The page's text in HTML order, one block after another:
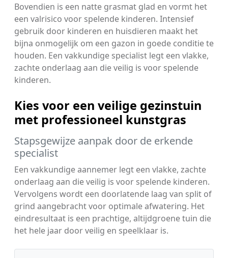
Bovendien is een natte grasmat glad en vormt het
een valrisico voor spelende kinderen. Intensief
gebruik door kinderen en huisdieren maakt het
bijna onmogelijk om een gazon in goede conditie te
houden. Een vakkundige specialist legt een vlakke,
zachte onderlaag aan die veilig is voor spelende
kinderen.
Kies voor een veilige gezinstuin
met professioneel kunstgras
Stapsgewijze aanpak door de erkende
specialist
Een vakkundige aannemer legt een vlakke, zachte
onderlaag aan die veilig is voor spelende kinderen.
Vervolgens wordt een doorlatende laag van split of
grind aangebracht voor optimale afwatering. Het
eindresultaat is een prachtige, altijdgroene tuin die
het hele jaar door veilig en speelklaar is.